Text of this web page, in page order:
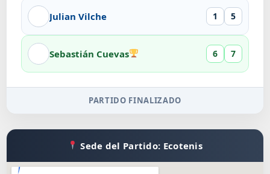
Julian Vilche 1 5
Sebastián Cuevas 6 7
PARTIDO FINALIZADO
Sede del Partido: Ecotenis